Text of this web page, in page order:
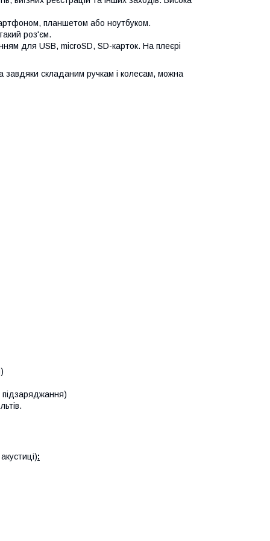
планшетом або ноутбуком.
роз'єм.
для USB, microSD, SD-карток. На плеєрі
а завдяки складаним ручкам і колесам, можна
: